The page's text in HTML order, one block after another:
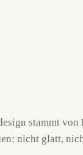
stammt von
nicht glatt,